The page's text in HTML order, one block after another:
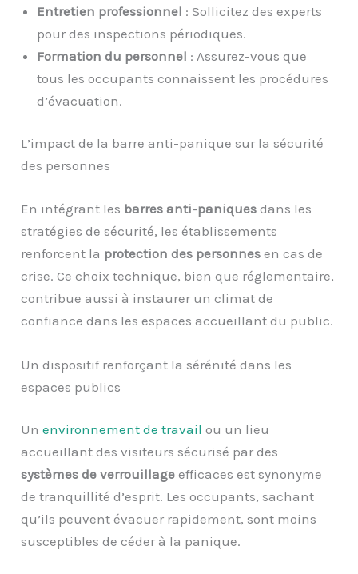
Entretien professionnel : Sollicitez des experts
pour des inspections périodiques.
Formation du personnel : Assurez-vous que
tous les occupants connaissent les procédures
d’évacuation.
L’impact de la barre anti-panique sur la sécurité
des personnes
En intégrant les barres anti-paniques dans les
stratégies de sécurité, les établissements
renforcent la protection des personnes en cas de
crise. Ce choix technique, bien que réglementaire,
contribue aussi à instaurer un climat de
confiance dans les espaces accueillant du public.
Un dispositif renforçant la sérénité dans les
espaces publics
Unenvironnement de travail ou un lieu
accueillant des visiteurs sécurisé par des
systèmes de verrouillage efficaces est synonyme
de tranquillité d’esprit. Les occupants, sachant
qu’ils peuvent évacuer rapidement, sont moins
susceptibles de céder à la panique.